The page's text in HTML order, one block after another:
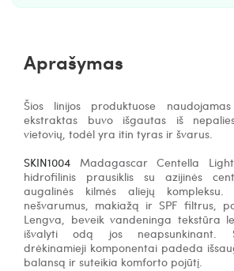
Aprašymas
Šios linijos produktuose
ekstraktas buvo išgautas iš
vietovių, todėl yra itin tyras ir švarus.
SKIN1004 Madagascar Centella
hidrofilinis prausiklis su azijinės
augalinės kilmės aliejų kompleksu.
nešvarumus, makiažą ir SPF filtrus,
Lengva, beveik vandeninga tekstūra
išvalyti odą jos neapsunkinant.
drėkinamieji komponentai padeda
balansą ir suteikia komforto pojūtį.